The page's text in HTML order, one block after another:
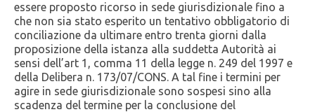
essere proposto ricorso in sede giurisdizionale fino a
che non sia stato esperito un tentativo obbligatorio di
conciliazione da ultimare entro trenta giorni dalla
proposizione della istanza alla suddetta Autorità ai
sensi dell’art 1, comma 11 della legge n. 249 del 1997 e
della Delibera n. 173/07/CONS. A tal fine i termini per
agire in sede giurisdizionale sono sospesi sino alla
scadenza del termine per la conclusione del